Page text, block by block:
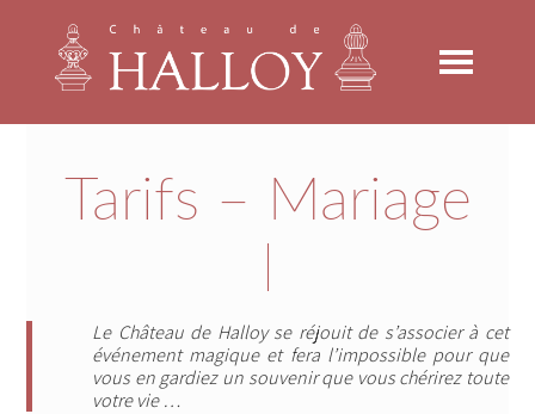
primary
navigation
content
Tarifs – Mariage
Le Château de Halloy se réjouit de s’associer à cet
événement magique et fera l’impossible pour que
vous en gardiez un souvenir que vous chérirez toute
votre vie …